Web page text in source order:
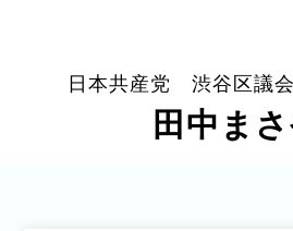
日本共産党 渋谷区議
田中ま